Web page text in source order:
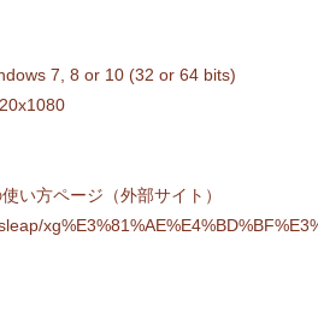
7, 8 or 10 (32 or 64 bits)
い方ページ（外部サイト）